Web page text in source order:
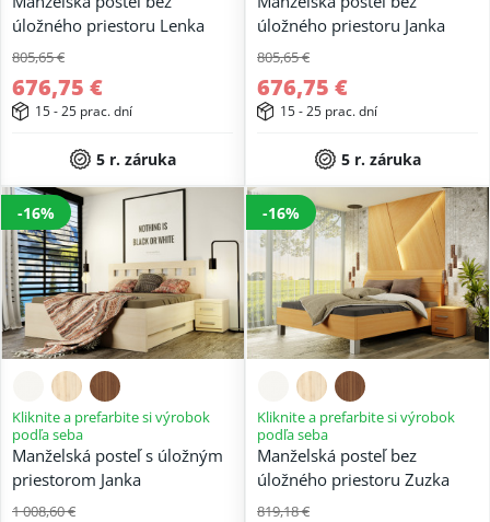
úložného priestoru Lenka
805,65 €
676,75 €
15 - 25 prac. dní
5 r. záruka
úložného priestoru Janka
805,65 €
676,75 €
15 - 25 prac. dní
5 r. záruka
-16%
Kliknite a prefarbite si výrobok
podľa seba
Manželská posteľ s úložným
priestorom Janka
1 008,60 €
-16%
Kliknite a prefarbite si výrobok
podľa seba
Manželská posteľ bez
úložného priestoru Zuzka
819,18 €